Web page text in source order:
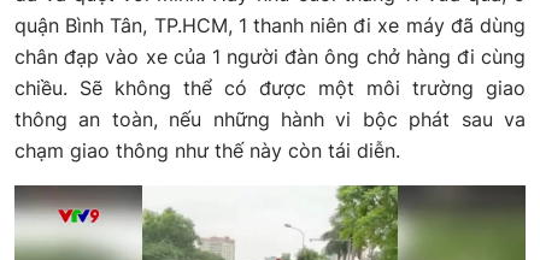
quận Bình Tân, TP.HCM, 1 thanh niên đi xe máy đã dùng
chân đạp vào xe của 1 người đàn ông chở hàng đi cùng
chiều. Sẽ không thể có được một môi trường giao
thông an toàn, nếu những hành vi bộc phát sau va
chạm giao thông như thế này còn tái diễn.